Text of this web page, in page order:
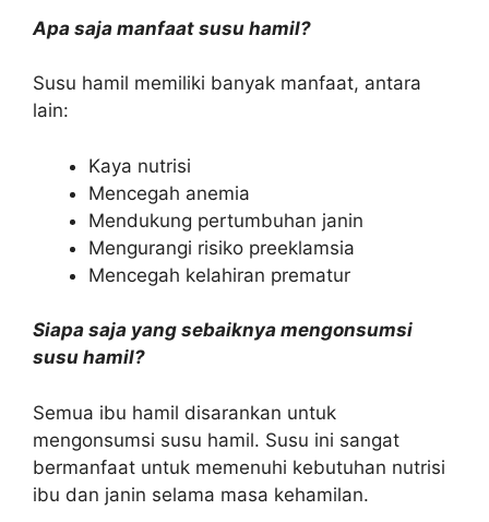
Apa saja manfaat susu hamil?
Susu hamil memiliki banyak manfaat, antara
lain:
Kaya nutrisi
Mencegah anemia
Mendukung pertumbuhan janin
Mengurangi risiko preeklamsia
Mencegah kelahiran prematur
Siapa saja yang sebaiknya mengonsumsi
susu hamil?
Semua ibu hamil disarankan untuk
mengonsumsi susu hamil. Susu ini sangat
bermanfaat untuk memenuhi kebutuhan nutrisi
ibu dan janin selama masa kehamilan.